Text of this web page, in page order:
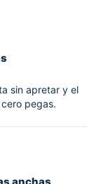
sin apretar y el
pegas.